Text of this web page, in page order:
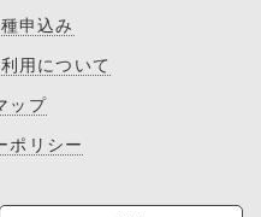
申込み
用について
ップ
ポリシー